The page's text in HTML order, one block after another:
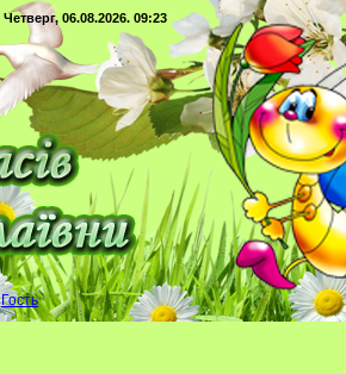
Четверг, 06.08.2026. 09:23
Гость